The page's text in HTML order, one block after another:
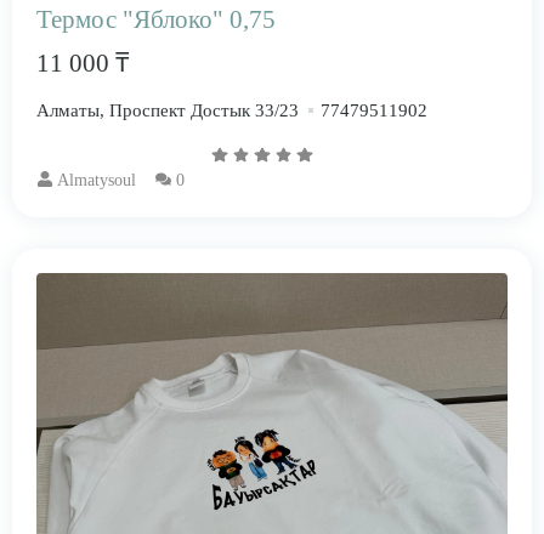
Термос "Яблоко" 0,75
11 000 ₸
Алматы, Проспект Достык 33/23 77479511902
Almatysoul 0